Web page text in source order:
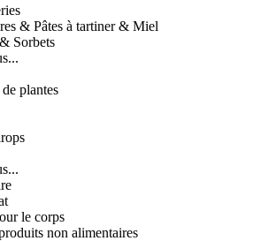
& Pâtes à tartiner & Miel
Sorbets
plantes
le corps
non alimentaires